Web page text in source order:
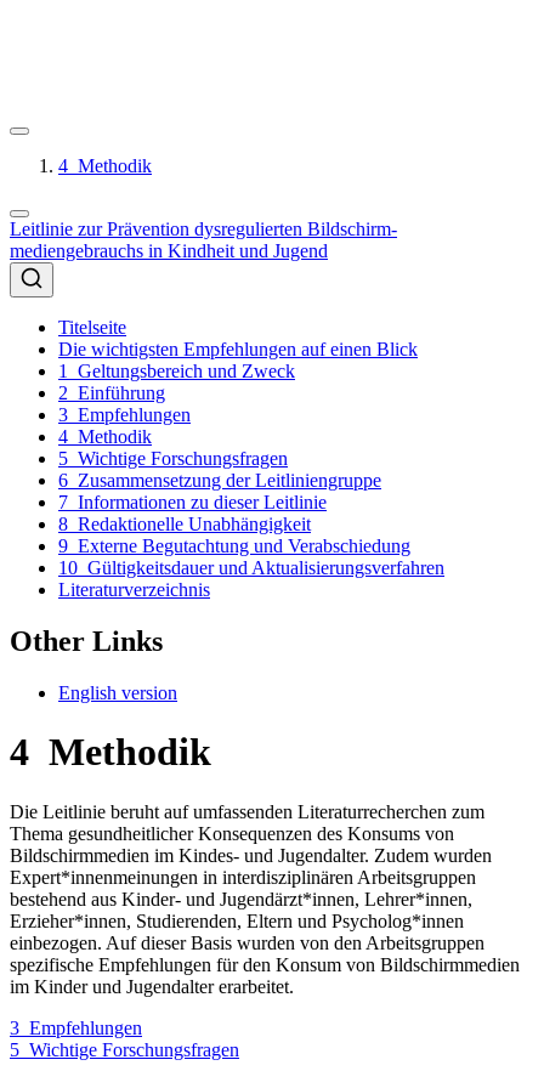
4 Methodik
Leitlinie zur Prävention dysregulierten Bildschirm-
mediengebrauchs in Kindheit und Jugend
Titelseite
Die wichtigsten Empfehlungen auf einen Blick
1
Geltungsbereich und Zweck
2 Einführung
3 Empfehlungen
4 Methodik
5 Wichtige Forschungsfragen
6 Zusammensetzung der Leitliniengruppe
7 Informationen zu dieser Leitlinie
8 Redaktionelle Unabhängigkeit
9 Externe Begutachtung und Verabschiedung
10 Gültigkeitsdauer und Aktualisierungsverfahren
Literaturverzeichnis
Other Links
English version
4 Methodik
Die Leitlinie beruht auf umfassenden Literaturrecherchen zum
Thema gesundheitlicher Konsequenzen des Konsums von
Bildschirmmedien im Kindes- und Jugendalter. Zudem wurden
Expert*innenmeinungen in interdisziplinären Arbeitsgruppen
bestehend aus Kinder- und Jugendärzt*innen, Lehrer*innen,
Erzieher*innen, Studierenden, Eltern und Psycholog*innen
einbezogen. Auf dieser Basis wurden von den Arbeitsgruppen
spezifische Empfehlungen für den Konsum von Bildschirmmedien
im Kinder und Jugendalter erarbeitet.
3 Empfehlungen
5 Wichtige Forschungsfragen